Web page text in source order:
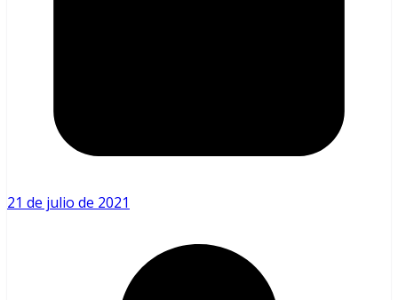
21 de julio de 2021